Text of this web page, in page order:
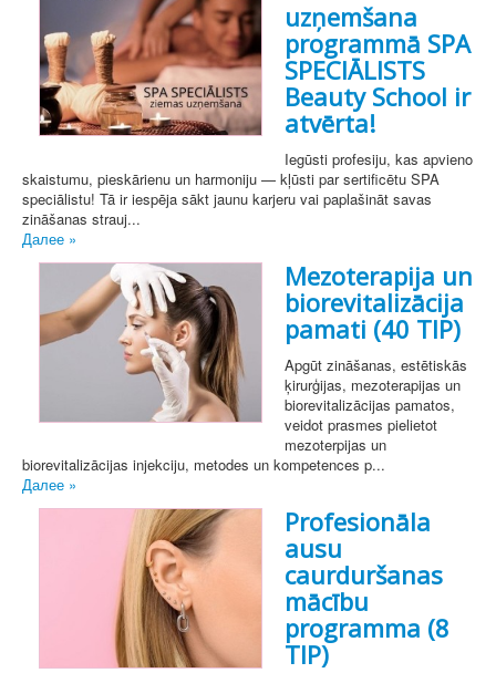
uzņemšana
programmā SPA
SPECIĀLISTS
Beauty School ir
atvērta!
Iegūsti profesiju, kas apvieno
skaistumu, pieskārienu un harmoniju — kļūsti par sertificētu SPA
speciālistu! Tā ir iespēja sākt jaunu karjeru vai paplašināt savas
zināšanas strauj...
Далее »
Mezoterapija un
biorevitalizācija
pamati (40 TIP)
Apgūt zināšanas, estētiskās
ķirurģijas, mezoterapijas un
biorevitalizācijas pamatos,
veidot prasmes pielietot
mezoterpijas un
biorevitalizācijas injekciju, metodes un kompetences p...
Далее »
Profesionāla
ausu
caurduršanas
mācību
programma (8
TIP)